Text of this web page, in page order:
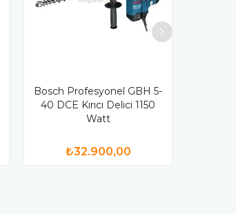
Bosch Profesyonel GBH 5-
40 DCE Kırıcı Delici 1150
Watt
₺32.900,00